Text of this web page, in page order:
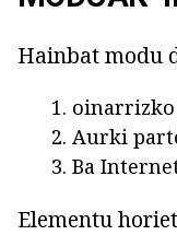
Hainbat modu
oinarrizko
Aurki
Ba
Elementu